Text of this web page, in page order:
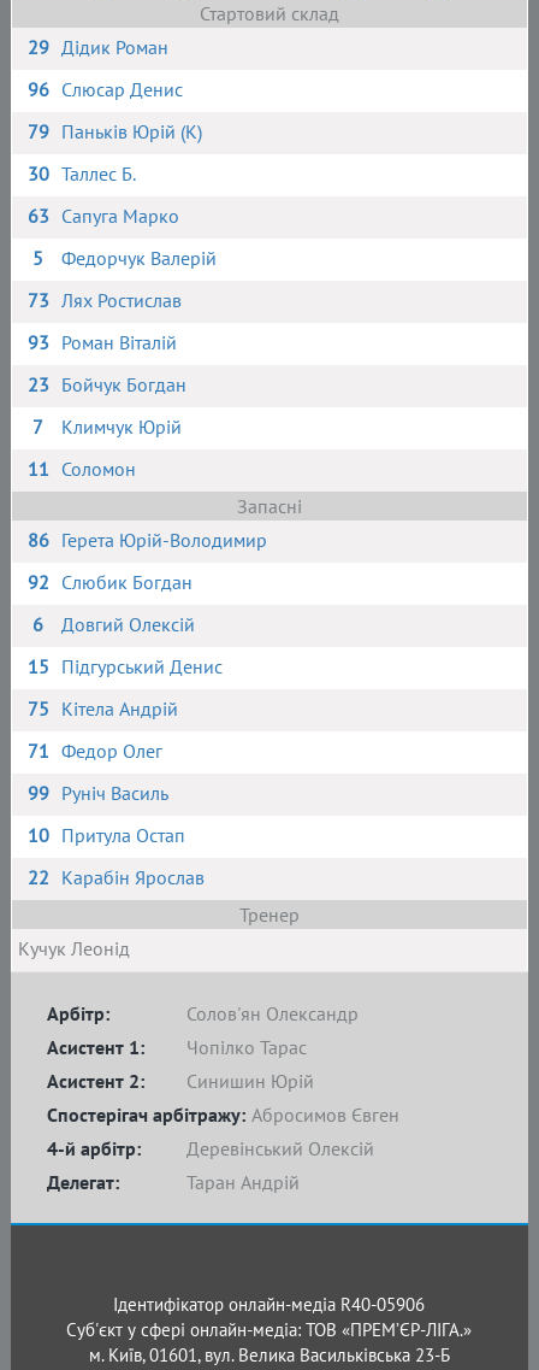
Стартовий склад
29 Дідик Роман
96 Слюсар Денис
79 Паньків Юрій (К)
30 Таллес Б.
63 Сапуга Марко
5
Федорчук Валерій
73 Лях Ростислав
93 Роман Віталій
23 Бойчук Богдан
7
Климчук Юрій
11 Соломон
Запасні
86 Герета Юрій-Володимир
92 Слюбик Богдан
6
Довгий Олексій
15 Підгурський Денис
75 Кітела Андрій
71 Федор Олег
99 Руніч Василь
10 Притула Остап
22 Карабін Ярослав
Тренер
Кучук Леонід
Арбітр:
Солов'ян Олександр
Асистент 1:
Чопілко Тарас
Асистент 2:
Синишин Юрій
4-й арбітр:
Деревінський Олексій
Делегат:
Таран Андрій
Спостерігач арбітражу: Абросимов Євген
Ідентифікатор онлайн-медіа R40-05906
Суб'єкт у сфері онлайн-медіа: ТОВ «ПРЕМ’ЄР-ЛІГА.»
м. Київ, 01601, вул. Велика Васильківська 23-Б